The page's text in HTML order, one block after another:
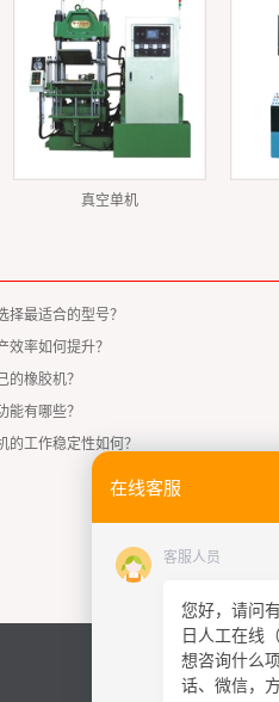
真空单机
择最适合的型号？
效率如何提升？
的橡胶机？
能有哪些？
的工作稳定性如何？
在线客服
客服人员
您好，请问
日人工在线
想咨询什么
话、微信，